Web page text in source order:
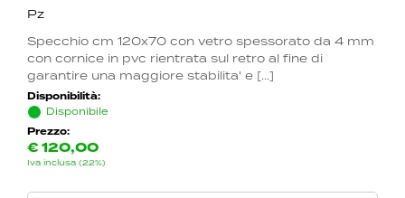
Pz
Specchio cm 120x70 con vetro spessorato da 4 mm
con cornice in pvc rientrata sul retro al fine di
garantire una maggiore stabilita' e [...]
Disponibilità:
Disponibile
Prezzo:
€120,00
Iva inclusa (22%)